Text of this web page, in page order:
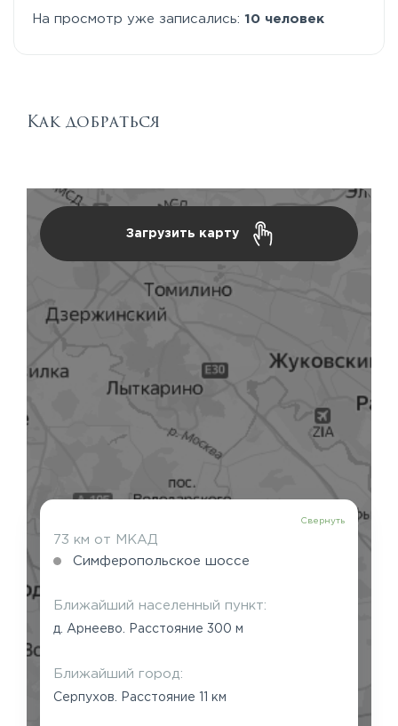
На просмотр уже записались: 10 человек
Как добраться
Загрузить карту
Свернуть
73 км от МКАД
Симферопольское шоссе
Ближайший населенный пункт:
д. Арнеево. Расстояние 300 м
Ближайший город:
Серпухов. Расстояние 11 км